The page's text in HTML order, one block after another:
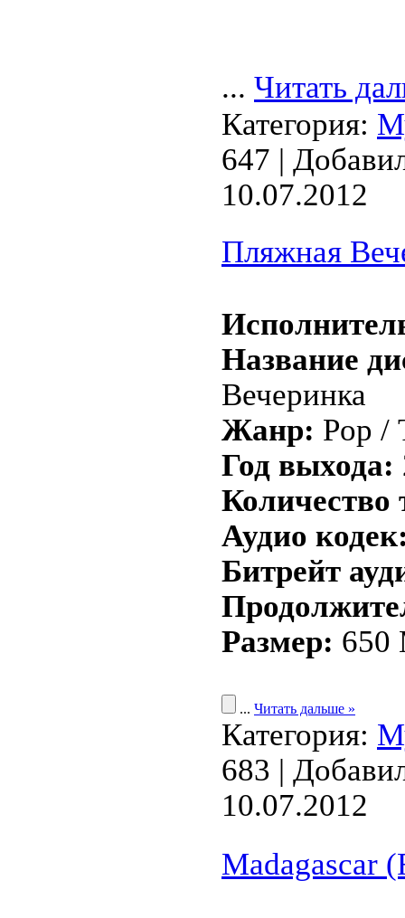
... Читать
Категория:
647 |
10.07.2012
Пляжная
Название
Вечеринка
Жанр: Pop /
Год выхода:
Количество
Аудио
Битрейт
Размер: 650
... Читать дальше »
Категория:
683 |
10.07.2012
Madagascar